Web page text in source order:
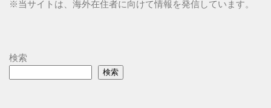
※当サイトは、海外在住者に向けて情報を発信しています。
検索
検索